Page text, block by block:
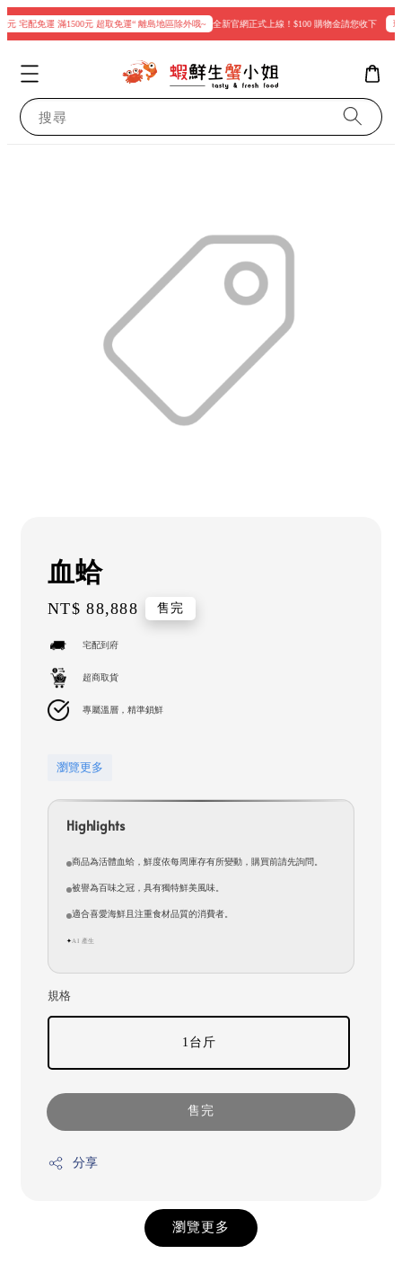
宅配免運 滿1500元 超取免運“ 離島地區除外哦~ 全新官網正式上線！$100 購物金請您收下 現
搜尋
血蛤
Regular
NT$ 88,888 售完
宅配到府
超商取貨
專屬溫層，精準鎖鮮
瀏覽更多
Highlights
商品為活體血蛤，鮮度依每周庫存有所變動，購買前請先詢問。
被譽為百味之冠，具有獨特鮮美風味。
適合喜愛海鮮且注重食材品質的消費者。
✦AI 產生
規格
1台斤
售完
分享
瀏覽更多